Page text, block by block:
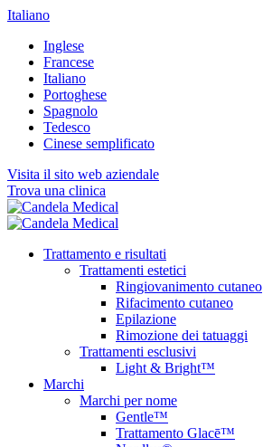
Italiano
Inglese
Francese
Italiano
Portoghese
Spagnolo
Tedesco
Cinese semplificato
Visita il sito web aziendale
Trova una clinica
Trattamento e risultati
Trattamenti estetici
Ringiovanimento cutaneo
Rifacimento cutaneo
Epilazione
Rimozione dei tatuaggi
Trattamenti esclusivi
Light & Bright™
Marchi
Marchi per nome
Gentle™
Trattamento Glacē™